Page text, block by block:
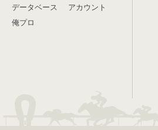
データベース
俺プロ
アカウント